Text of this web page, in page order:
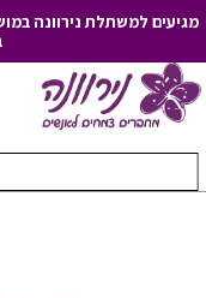
to
מגיעים למשתלת נירוונה